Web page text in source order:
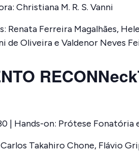
Christiana M. R. S. Vanni
Renata Ferreira Magalhães,
de Oliveira e Valdenor Neves
| Hands-on: Prótese
Takahiro Chone, Flávio